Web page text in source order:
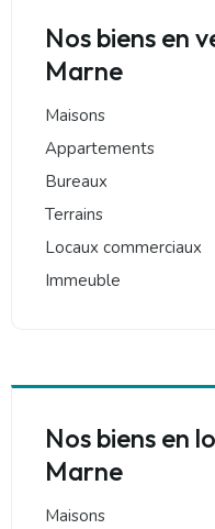
Nos biens en
Marne
Maisons
Appartements
Bureaux
Terrains
Locaux commerciaux
Immeuble
Nos biens en
Marne
Maisons